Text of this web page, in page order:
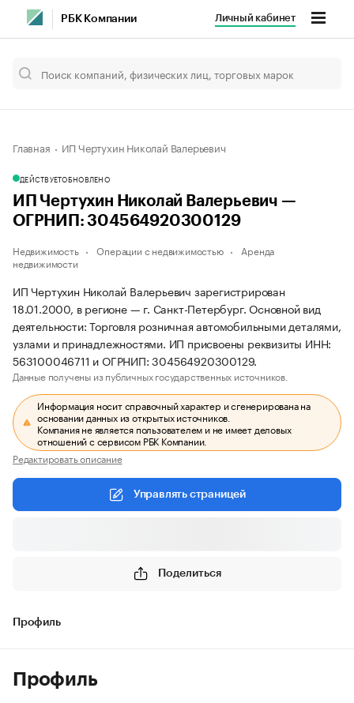
РБК Компании Личный кабинет
Главная ИП Чертухин Николай Валерьевич
ДЕЙСТВУЕТОБНОВЛЕНО
ИП Чертухин Николай Валерьевич —
ОГРНИП: 304564920300129
Недвижимость Операции с недвижимостью
Аренда
недвижимости
ИП Чертухин Николай Валерьевич зарегистрирован
18.01.2000, в регионе — г. Санкт-Петербург. Основной вид
деятельности: Торговля розничная автомобильными деталями,
узлами и принадлежностями. ИП присвоены реквизиты ИНН:
563100046711 и ОГРНИП: 304564920300129.
Данные получены из публичных государственных источников.
Информация носит справочный характер и сгенерирована на
основании данных из открытых источников.
Компания не является пользователем и не имеет деловых
отношений с сервисом РБК Компании.
Редактировать описание
Управлять страницей
Поделиться
Профиль
Профиль